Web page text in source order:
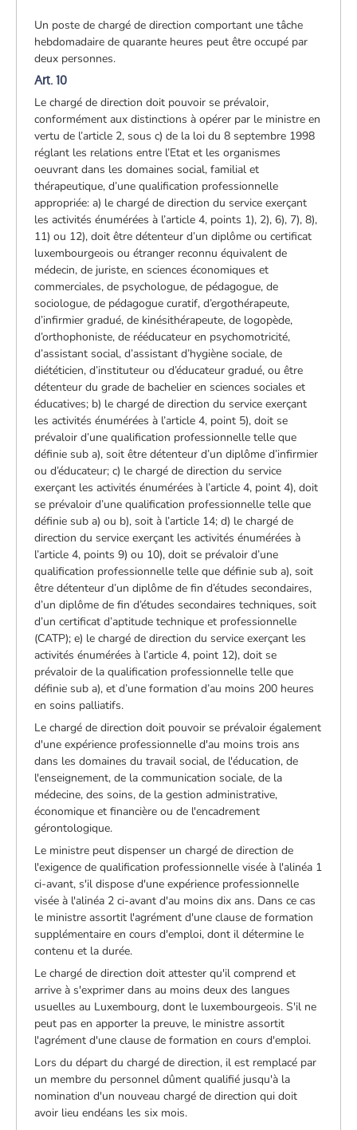
Un poste de chargé de direction comportant une tâche
hebdomadaire de quarante heures peut être occupé par
deux personnes.
Art. 10
Le chargé de direction doit pouvoir se prévaloir,
conformément aux distinctions à opérer par le ministre en
vertu de l’article 2, sous c) de la loi du 8 septembre 1998
réglant les relations entre l’Etat et les organismes
oeuvrant dans les domaines social, familial et
thérapeutique, d’une qualification professionnelle
appropriée: a) le chargé de direction du service exerçant
les activités énumérées à l’article 4, points 1), 2), 6), 7), 8),
11) ou 12), doit être détenteur d’un diplôme ou certificat
luxembourgeois ou étranger reconnu équivalent de
médecin, de juriste, en sciences économiques et
commerciales, de psychologue, de pédagogue, de
sociologue, de pédagogue curatif, d’ergothérapeute,
d’infirmier gradué, de kinésithérapeute, de logopède,
d’orthophoniste, de rééducateur en psychomotricité,
d’assistant social, d’assistant d’hygiène sociale, de
diététicien, d’instituteur ou d’éducateur gradué, ou être
détenteur du grade de bachelier en sciences sociales et
éducatives; b) le chargé de direction du service exerçant
les activités énumérées à l’article 4, point 5), doit se
prévaloir d’une qualification professionnelle telle que
définie sub a), soit être détenteur d’un diplôme d’infirmier
ou d’éducateur; c) le chargé de direction du service
exerçant les activités énumérées à l’article 4, point 4), doit
se prévaloir d’une qualification professionnelle telle que
définie sub a) ou b), soit à l’article 14; d) le chargé de
direction du service exerçant les activités énumérées à
l’article 4, points 9) ou 10), doit se prévaloir d’une
qualification professionnelle telle que définie sub a), soit
être détenteur d’un diplôme de fin d’études secondaires,
d’un diplôme de fin d’études secondaires techniques, soit
d’un certificat d’aptitude technique et professionnelle
(CATP); e) le chargé de direction du service exerçant les
activités énumérées à l’article 4, point 12), doit se
prévaloir de la qualification professionnelle telle que
définie sub a), et d’une formation d’au moins 200 heures
en soins palliatifs.
Le chargé de direction doit pouvoir se prévaloir également
d'une expérience professionnelle d'au moins trois ans
dans les domaines du travail social, de l'éducation, de
l'enseignement, de la communication sociale, de la
médecine, des soins, de la gestion administrative,
économique et financière ou de l'encadrement
gérontologique.
Le ministre peut dispenser un chargé de direction de
l'exigence de qualification professionnelle visée à l'alinéa 1
ci-avant, s'il dispose d'une expérience professionnelle
visée à l'alinéa 2 ci-avant d'au moins dix ans. Dans ce cas
le ministre assortit l'agrément d'une clause de formation
supplémentaire en cours d'emploi, dont il détermine le
contenu et la durée.
Le chargé de direction doit attester qu'il comprend et
arrive à s'exprimer dans au moins deux des langues
usuelles au Luxembourg, dont le luxembourgeois. S'il ne
peut pas en apporter la preuve, le ministre assortit
l'agrément d'une clause de formation en cours d'emploi.
Lors du départ du chargé de direction, il est remplacé par
un membre du personnel dûment qualifié jusqu'à la
nomination d'un nouveau chargé de direction qui doit
avoir lieu endéans les six mois.